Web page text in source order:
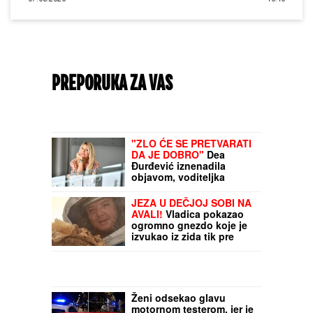
PREPORUKA ZA VAS
"ZLO ĆE SE PRETVARATI
DA JE DOBRO" Dea
Đurđević iznenadila
objavom, voditeljka
podelila savet: "Kad god
vidiš zlo, veruj da je zlo"
JEZA U DEČJOJ SOBI NA
AVALI! Vladica pokazao
ogromno gnezdo koje je
izvukao iz zida tik pre
KATASTROFE: "Samo što
Ženi odsekao glavu
motornom testerom, jer je